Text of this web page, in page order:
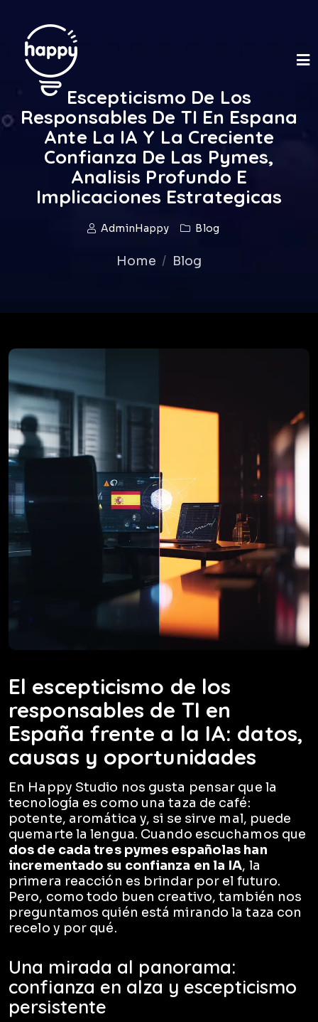
Escepticismo De Los
Responsables De TI En Espana
Ante La IA Y La Creciente
Confianza De Las Pymes,
Analisis Profundo E
Implicaciones Estrategicas
AdminHappy Blog
Home Blog
El escepticismo de los
responsables de TI en
España frente a la IA: datos,
causas y oportunidades
En Happy Studio nos gusta pensar que la
tecnología es como una taza de café:
potente, aromática y, si se sirve mal, puede
quemarte la lengua. Cuando escuchamos que
dos de cada tres pymes españolas han
incrementado su confianza en la IA, la
primera reacción es brindar por el futuro.
Pero, como todo buen creativo, también nos
preguntamos quién está mirando la taza con
recelo y por qué.
Una mirada al panorama:
confianza en alza y escepticismo
persistente